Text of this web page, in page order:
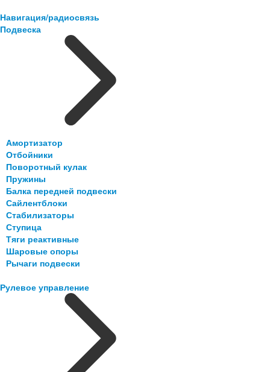
Навигация/радиосвязь
Подвеска
Амортизатор
Отбойники
Поворотный кулак
Пружины
Балка передней подвески
Сайлентблоки
Стабилизаторы
Ступица
Тяги реактивные
Шаровые опоры
Рычаги подвески
Рулевое управление